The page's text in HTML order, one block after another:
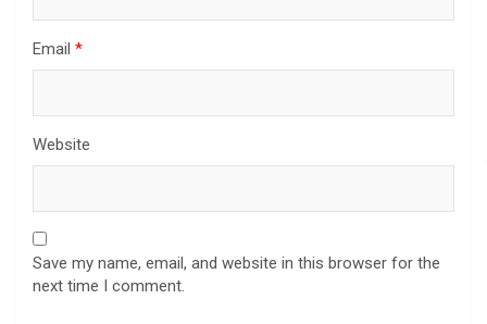
Email *
Website
Save my name, email, and website in this browser for the
next time I comment.